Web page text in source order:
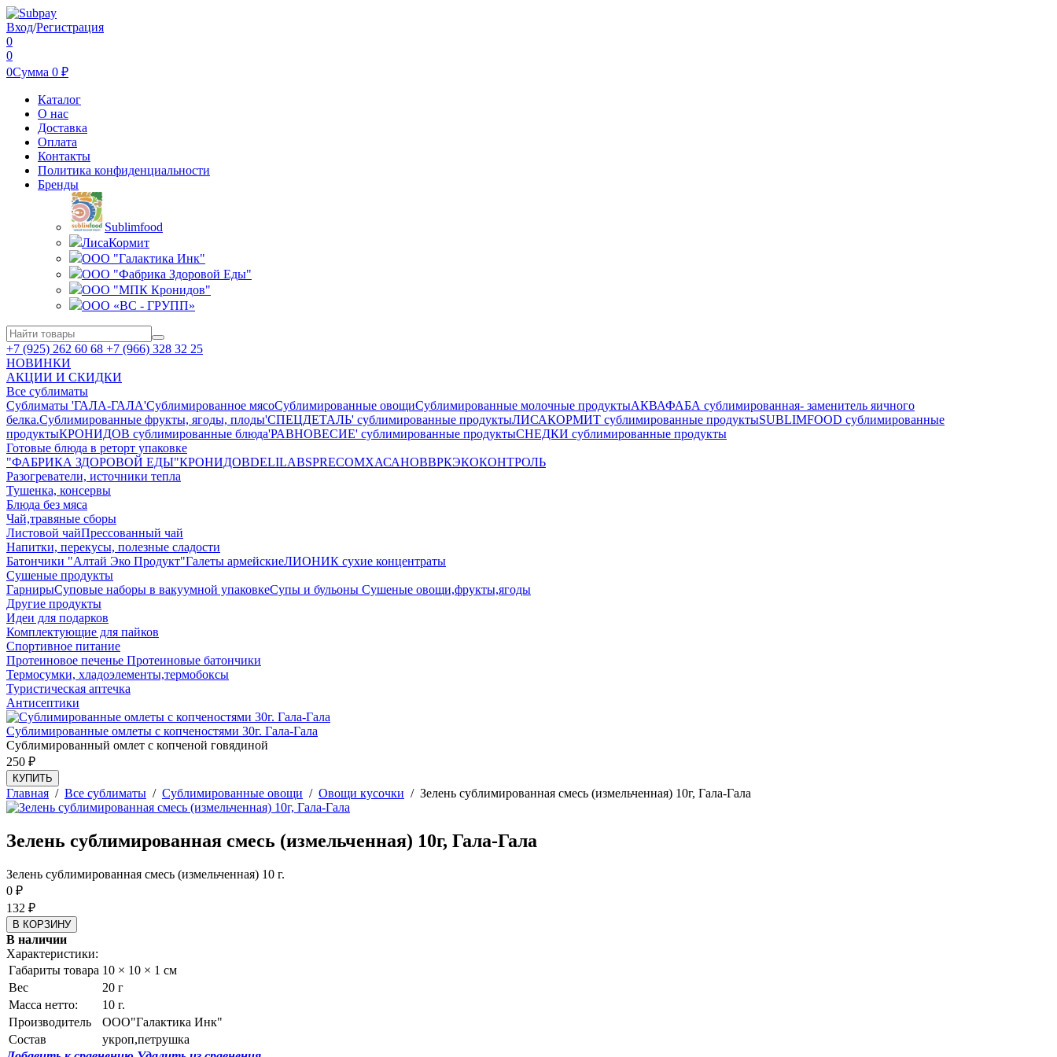
Вход/Регистрация
0
0
0Сумма 0 ₽
Каталог
О нас
Доставка
Оплата
Контакты
Политика конфиденциальности
Бренды
Sublimfood
ЛисаКормит
ООО "Галактика Инк"
ООО "Фабрика Здоровой Еды"
ООО "МПК Кронидов"
ООО «ВС - ГРУПП»
+7 (925) 262 60 68 +7 (966) 328 32 25
НОВИНКИ
АКЦИИ И СКИДКИ
Все сублиматы
Сублиматы 'ГАЛА-ГАЛА'Сублимированное мясоСублимированные овощиСублимированные молочные продуктыАКВАФАБА сублимированная- заменитель яичного
белка.Сублимированные фрукты, ягоды, плоды'СПЕЦДЕТАЛЬ' сублимированные продуктыЛИСАКОРМИТ сублимированные продуктыSUBLIMFOOD сублимированные
продуктыКРОНИДОВ сублимированные блюда'РАВНОВЕСИЕ' сублимированные продуктыСНЕДКИ сублимированные продукты
Готовые блюда в реторт упаковке
"ФАБРИКА ЗДОРОВОЙ ЕДЫ"КРОНИДОВDELILABSPRECOMХАСАНОВВРКЭКОКОНТРОЛЬ
Разогреватели, источники тепла
Тушенка, консервы
Блюда без мяса
Чай,травяные сборы
Листовой чайПрессованный чай
Напитки, перекусы, полезные сладости
Батончики "Алтай Эко Продукт"Галеты армейскиеЛИОНИК сухие концентраты
Сушеные продукты
ГарнирыСуповые наборы в вакуумной упаковкеСупы и бульоны Сушеные овощи,фрукты,ягоды
Другие продукты
Идеи для подарков
Комплектующие для пайков
Спортивное питание
Протеиновое печенье Протеиновые батончики
Термосумки, хладоэлементы,термобоксы
Туристическая аптечка
Антисептики
Сублимированные омлеты с копченостями 30г. Гала-Гала
Сублимированный омлет с копченой говядиной
250 ₽
КУПИТЬ
Главная / Все сублиматы / Сублимированные овощи / Овощи кусочки / Зелень сублимированная смесь (измельченная) 10г, Гала-Гала
Зелень сублимированная смесь (измельченная) 10г, Гала-Гала
Зелень сублимированная смесь (измельченная) 10 г.
0 ₽
132 ₽
В наличии
Характеристики:
Габариты товара 10 × 10 × 1 см
Вес
20 г
Масса нетто:
10 г.
Производитель
ООО"Галактика Инк"
Состав
укроп,петрушка